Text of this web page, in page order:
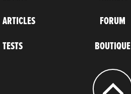
ARTICLES
TESTS
FORUM
BOUTIQUE